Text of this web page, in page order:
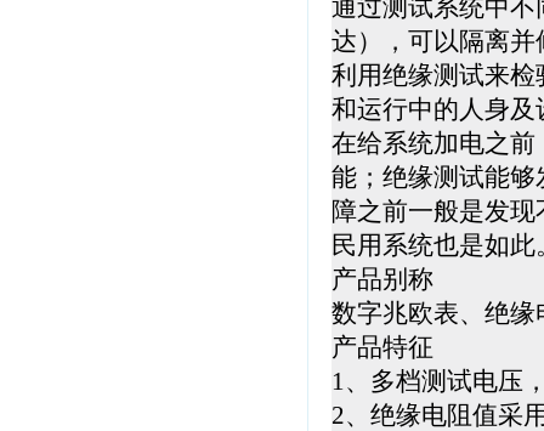
通过测试系统中
达），可以隔离
利用绝缘测试来
和运行中的人身
在给系统加电之
能；绝缘测试能
障之前一般是发
民用系统也是如此
产品别称
数字兆欧表、绝缘
产品特征
1、多档测试电压
2、绝缘电阻值采